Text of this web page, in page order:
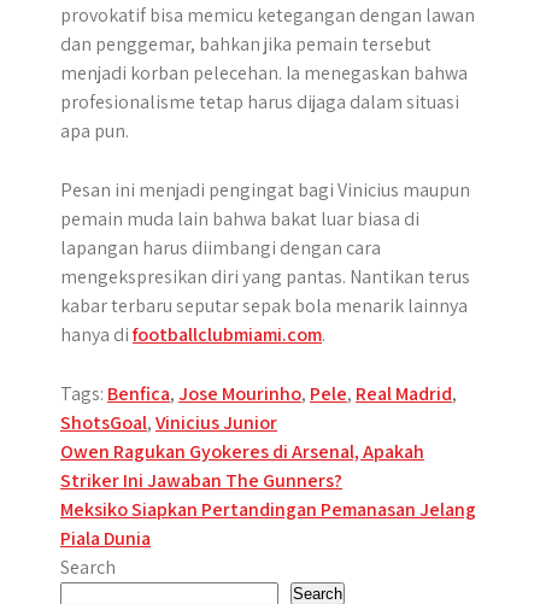
provokatif bisa memicu ketegangan dengan lawan
dan penggemar, bahkan jika pemain tersebut
menjadi korban pelecehan. Ia menegaskan bahwa
profesionalisme tetap harus dijaga dalam situasi
apa pun.
Pesan ini menjadi pengingat bagi Vinicius maupun
pemain muda lain bahwa bakat luar biasa di
lapangan harus diimbangi dengan cara
mengekspresikan diri yang pantas. Nantikan terus
kabar terbaru seputar sepak bola menarik lainnya
hanya difootballclubmiami.com.
Tags: Benfica,Jose Mourinho, Pele, Real Madrid,
ShotsGoal,Vinicius Junior
Post
navigation
Owen Ragukan Gyokeres di Arsenal, Apakah
Striker Ini Jawaban The Gunners?
Meksiko Siapkan Pertandingan Pemanasan Jelang
Piala Dunia
Search
Search